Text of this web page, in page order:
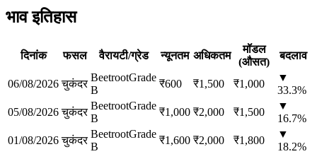
भाव इतिहास
दिनांक फसल वैरायटी/ग्रेड न्यूनतम अधिकतम
मॉडल
(औसत)
बदलाव
06/08/2026 चुकंदर
BeetrootGrade
B
₹600 ₹1,500 ₹1,000
▼
33.3%
05/08/2026 चुकंदर
BeetrootGrade
B
₹1,000 ₹2,000 ₹1,500
▼
16.7%
01/08/2026 चुकंदर
BeetrootGrade
B
₹1,600 ₹2,000 ₹1,800
▼
18.2%